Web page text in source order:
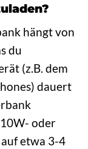
hängt von
du
(z.B. dem
dauert
oder
etwa 3-4